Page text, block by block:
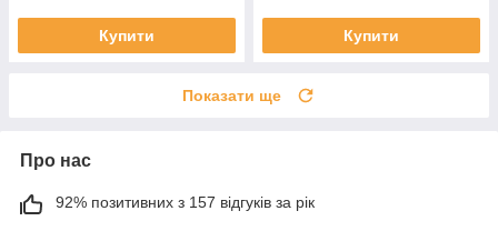
Купити Купити
Показати ще
Про нас
92% позитивних з 157 відгуків за рік